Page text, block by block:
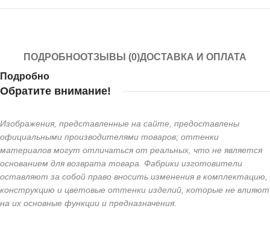
ПОДРОБНООТЗЫВЫ (0)ДОСТАВКА И ОПЛАТА
Подробно
Обратите внимание!
Изображения, представленные на сайте, предоставлены
официальными производителями товаров; оттенки
материалов могут отличаться от реальных, что не является
основанием для возврата товара. Фабрики изготовители
оставляют за собой право вносить изменения в комплектацию,
конструкцию и цветовые оттенки изделий, которые не влияют
на их основные функции и предназначения.